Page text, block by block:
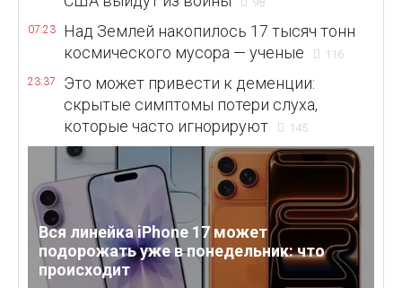
07:23
Над Землей накопилось 17 тысяч тонн
космического мусора — ученые
116
23:37
Это может привести к деменции:
скрытые симптомы потери слуха,
которые часто игнорируют
145
Вся линейка iPhone 17 может
подорожать уже в понедельник: что
происходит